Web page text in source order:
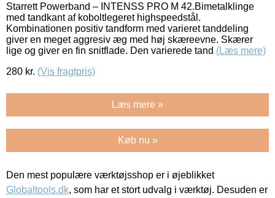
Starrett Powerband – INTENSS PRO M 42.Bimetalklinge
med tandkant af koboltlegeret highspeedstål.
Kombinationen positiv tandform med varieret tanddeling
giver en meget aggresiv æg med høj skæreevne. Skærer
lige og giver en fin snitflade. Den varierede tand (Læs mere)
280 kr. (Vis fragtpris)
Læs mere »
Køb nu »
Den mest populære værktøjsshop er i øjeblikket
Globaltools.dk, som har et stort udvalg i værktøj. Desuden er